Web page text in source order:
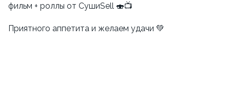
фильм + роллы от СушиSell 🍣📺
Приятного аппетита и желаем удачи 💚